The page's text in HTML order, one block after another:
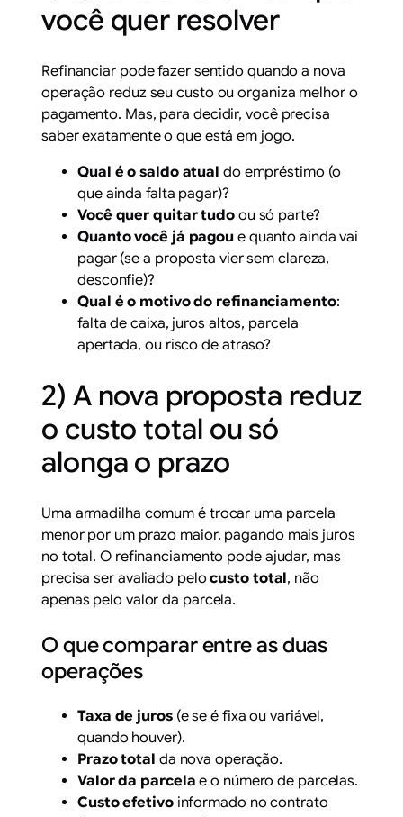
você quer resolver
Refinanciar pode fazer sentido quando a nova
operação reduz seu custo ou organiza melhor o
pagamento. Mas, para decidir, você precisa
saber exatamente o que está em jogo.
Qual é o saldo atual do empréstimo (o
que ainda falta pagar)?
Você quer quitar tudoou só parte?
Quanto você já pagou e quanto ainda vai
pagar (se a proposta vier sem clareza,
desconfie)?
Qual é o motivo do refinanciamento:
falta de caixa, juros altos, parcela
apertada, ou risco de atraso?
2) A nova proposta reduz
o custo total ou só
alonga o prazo
Uma armadilha comum é trocar uma parcela
menor por um prazo maior, pagando mais juros
no total. O refinanciamento pode ajudar, mas
precisa ser avaliado pelocusto total, não
apenas pelo valor da parcela.
O que comparar entre as duas
operações
Taxa de juros(e se é fixa ou variável,
quando houver).
Prazo total da nova operação.
Valor da parcela e o número de parcelas.
Custo efetivoinformado no contrato